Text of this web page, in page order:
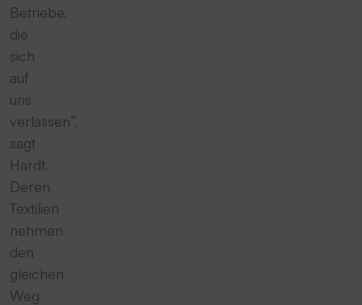
Betriebe,
die
sich
auf
uns
verlassen“,
sagt
Hardt.
Deren
Textilien
nehmen
den
gleichen
Weg